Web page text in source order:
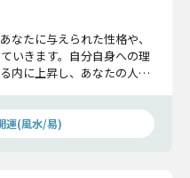
なたに与えられた性格や、
いきます。自分自身への理
内に上昇し、あなたの人生
運(風水/易)